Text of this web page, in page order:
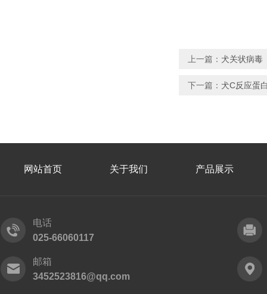
上一篇： 犬关状病毒
下一篇： 犬C反应蛋
网站首页 关于我们 产品展示
电话
025-66060117
邮箱
3452523816@qq.com